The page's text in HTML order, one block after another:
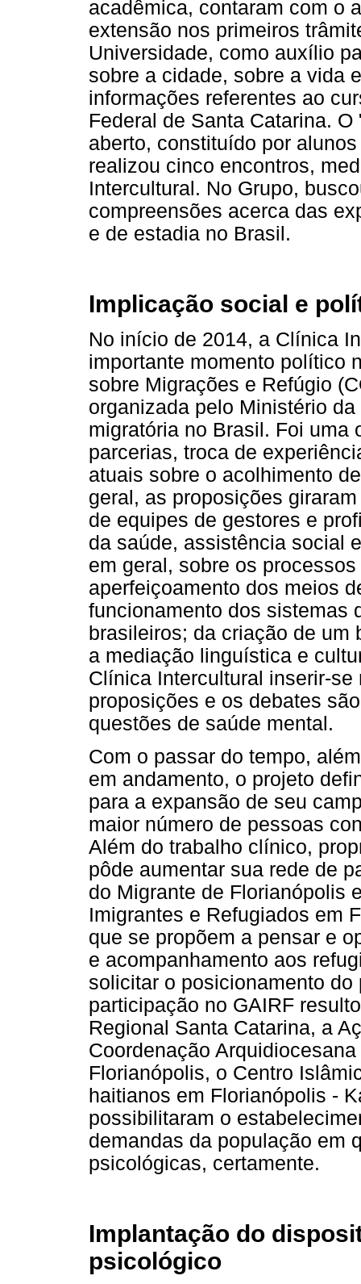
acadêmica, contaram com o
extensão nos primeiros
Universidade, como auxílio
sobre a cidade, sobre a vida
informações referentes ao
Federal de Santa Catarina.
aberto, constituído por
realizou cinco encontros,
Intercultural. No Grupo,
compreensões acerca das
e de estadia no Brasil.
Implicação social e
No início de 2014, a Clínica
importante momento político
sobre Migrações e Refúgio
organizada pelo Ministério
migratória no Brasil. Foi uma
parcerias, troca de
atuais sobre o acolhimento
geral, as proposições
de equipes de gestores e
da saúde, assistência social
em geral, sobre os
aperfeiçoamento dos meios
funcionamento dos sistemas
brasileiros; da criação de um
a mediação linguística e
Clínica Intercultural inserir-
proposições e os debates
questões de saúde mental.
Com o passar do tempo,
em andamento, o projeto
para a expansão de seu
maior número de pessoas
Além do trabalho clínico,
pôde aumentar sua rede de
do Migrante de Florianópolis
Imigrantes e Refugiados em
que se propõem a pensar e
e acompanhamento aos
solicitar o posicionamento
participação no GAIRF
Regional Santa Catarina, a
Coordenação
Florianópolis, o Centro
haitianos em Florianópolis -
possibilitaram o
demandas da população em
psicológicas, certamente.
Implantação do
psicológico